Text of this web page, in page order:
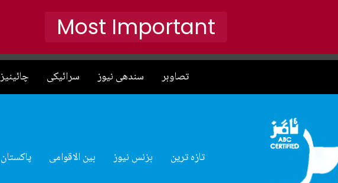
سرائیکی سندھی نیوز تصاوہر
پاکستان بین الاقوامی بزنس نیوز تازہ ترین
Most Important